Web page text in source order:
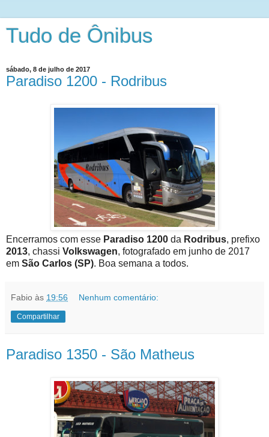
Tudo de Ônibus
sábado, 8 de julho de 2017
Paradiso 1200 - Rodribus
Encerramos com esse Paradiso 1200 da Rodribus, prefixo
2013, chassi Volkswagen, fotografado em junho de 2017
em São Carlos (SP). Boa semana a todos.
Fabio às 19:56 Nenhum comentário:
Compartilhar
Paradiso 1350 - São Matheus